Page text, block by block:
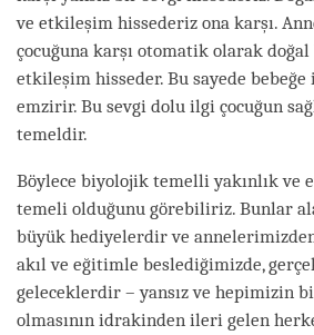
ve etkileşim hissederiz ona karşı.
çocuğuna karşı otomatik olarak doğal
etkileşim hisseder. Bu sayede
emzirir. Bu sevgi dolu ilgi çocuğun
temeldir.
Böylece biyolojik temelli yakınlık ve
temeli olduğunu görebiliriz. Bunlar
büyük hediyelerdir ve
akıl ve eğitimle beslediğimizde,
geleceklerdir – yansız ve hepimizin
olmasının idrakinden ileri gelen